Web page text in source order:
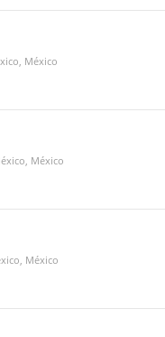
México
México
México